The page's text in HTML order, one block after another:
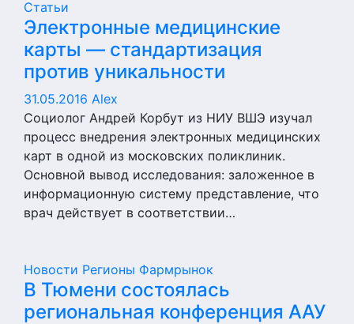
Статьи
Электронные медицинские
карты — стандартизация
против уникальности
31.05.2016 Alex
Социолог Андрей Корбут из НИУ ВШЭ изучал
процесс внедрения электронных медицинских
карт в одной из московских поликлиник.
Основной вывод исследования: заложенное в
информационную систему представление, что
врач действует в соответствии…
Новости Регионы Фармрынок
В Тюмени состоялась
региональная конференция ААУ